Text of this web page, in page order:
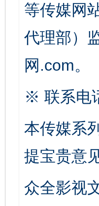
等传媒网
代理部）
网.com。
※ 联系电
本传媒系
提宝贵意
众全影视
受贿1.44亿！段成